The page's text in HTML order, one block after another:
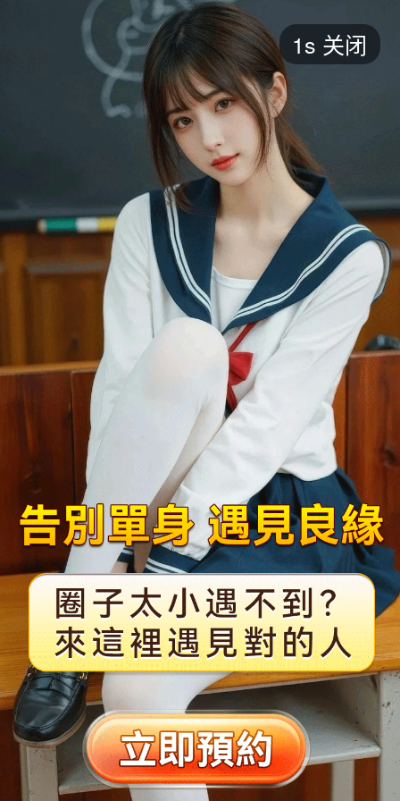
短剧
最热 添加 评分
都市 甜宠 逆袭 玄幻
2025 2024 2023 2022
全部 大陆 香港 台湾 美国 韩国 日本
1s 关闭